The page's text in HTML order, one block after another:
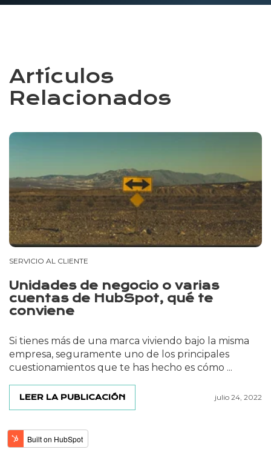
Artículos
Relacionados
SERVICIO AL CLIENTE
Unidades de negocio o varias
cuentas de HubSpot, qué te
conviene
Si tienes más de una marca viviendo bajo la misma
empresa, seguramente uno de los principales
cuestionamientos que te has hecho es cómo ...
LEER LA PUBLICACIÓN julio 24, 2022